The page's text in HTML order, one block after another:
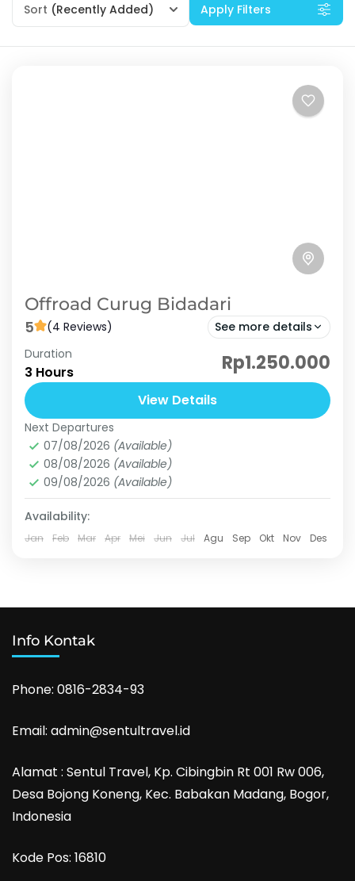
Sort (Recently Added) Apply Filters
Offroad Curug Bidadari
5 (4 Reviews) See more details
curug bidadari offroad curug bidadari
offroad sentul rekomendasi offroad di sentul
Nikmati pengalaman tak terlupakan dengan
wisata petualangan Jeep menuju air terjun
Curug Bidadari yang menakjubkan! Perjalanan
ini membawa Anda menembus jalur off-road
yang seru, melewati...
Curug Bidadari
Basic
1 Person
Duration
3 Hours Rp1.250.000
View Details
Next Departures
07/08/2026 (Available)
08/08/2026 (Available)
09/08/2026 (Available)
Availability:
Jan Feb Mar Apr Mei Jun Jul Agu Sep Okt Nov Des
Info Kontak
Phone: 0816-2834-93
Email: admin@sentultravel.id
Alamat : Sentul Travel, Kp. Cibingbin Rt 001 Rw 006,
Desa Bojong Koneng, Kec. Babakan Madang, Bogor,
Indonesia
Kode Pos: 16810